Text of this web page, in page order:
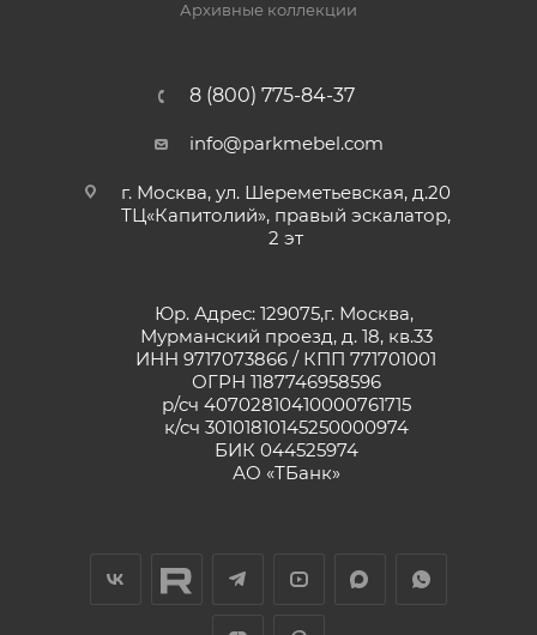
Архивные коллекции
8 (800) 775-84-37
info@parkmebel.com
г. Москва, ул. Шереметьевская, д.20
ТЦ«Капитолий», правый эскалатор,
2 эт
Юр. Адрес: 129075,г. Москва,
Мурманский проезд, д. 18, кв.33
ИНН 9717073866 / КПП 771701001
ОГРН 1187746958596
р/сч 40702810410000761715
к/сч 30101810145250000974
БИК 044525974
АО «ТБанк»